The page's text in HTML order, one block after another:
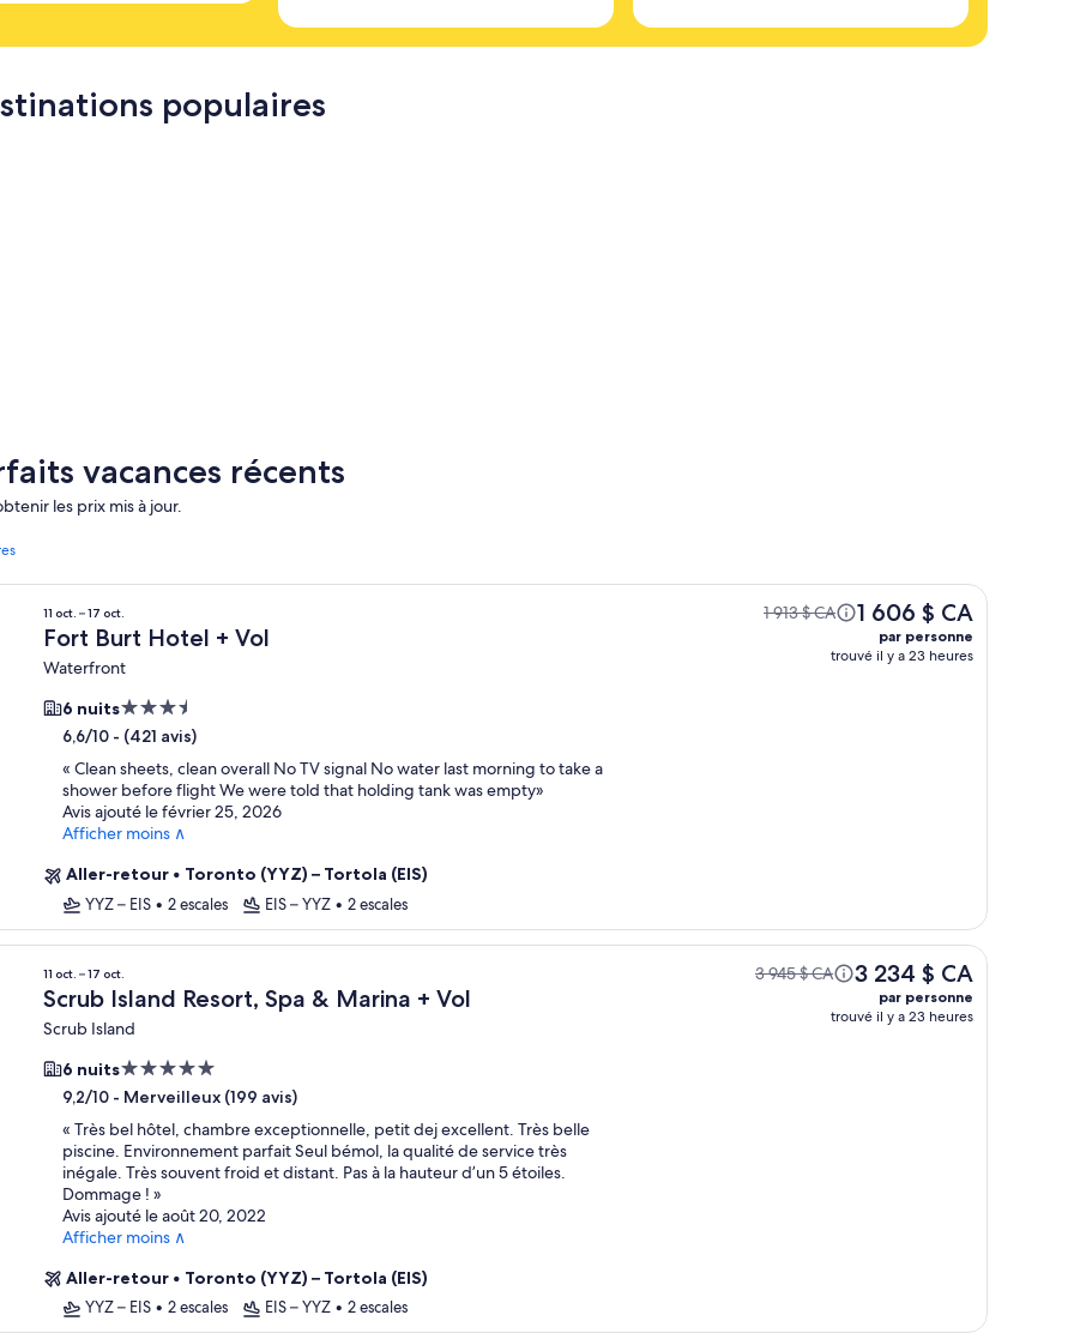
populaires
vacances récents
les prix mis à jour.
11 oct. – 17 oct.
Fort Burt Hotel + Vol
Waterfront
6 nuitsHébergement
3.5 étoiles
6,6/10 - (421 avis)
« Clean sheets, clean overall No TV signal No water last morning to take a
shower before flight We were told that holding tank was empty»
Avis ajouté le février 25, 2026
Afficher moins ∧
Aller-retour • Toronto (YYZ) – Tortola (EIS)
YYZ – EIS • 2 escales EIS – YYZ • 2 escales
1 913 $ CA 1 606 $ CA
par personne
trouvé il y a 23 heures
11 oct. – 17 oct.
Scrub Island Resort, Spa & Marina + Vol
Scrub Island
6 nuitsHébergement
5.0 étoiles
9,2/10 - Merveilleux (199 avis)
« Très bel hôtel, chambre exceptionnelle, petit dej excellent. Très belle
piscine. Environnement parfait Seul bémol, la qualité de service très
inégale. Très souvent froid et distant. Pas à la hauteur d’un 5 étoiles.
Dommage ! »
Avis ajouté le août 20, 2022
Afficher moins ∧
Aller-retour • Toronto (YYZ) – Tortola (EIS)
YYZ – EIS • 2 escales EIS – YYZ • 2 escales
3 945 $ CA 3 234 $ CA
par personne
trouvé il y a 23 heures